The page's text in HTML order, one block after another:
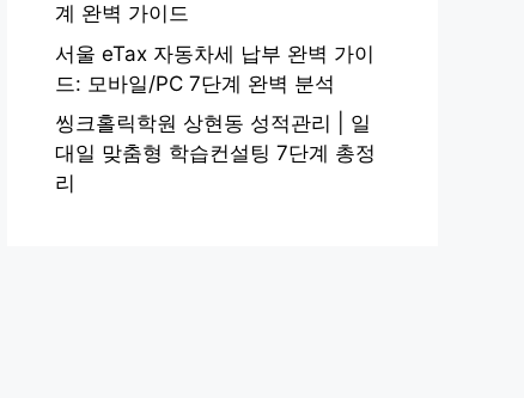
계 완벽 가이드
서울 eTax 자동차세 납부 완벽 가이
드: 모바일/PC 7단계 완벽 분석
씽크홀릭학원 상현동 성적관리 | 일
대일 맞춤형 학습컨설팅 7단계 총정
리